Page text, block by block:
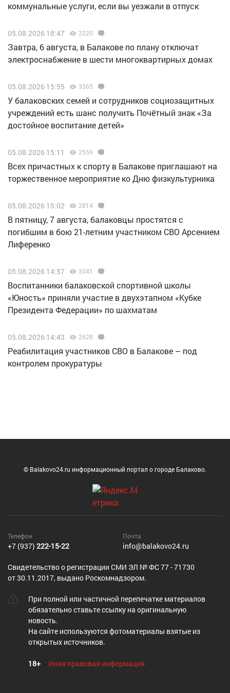
коммунальные услуги, если вы уезжали в отпуск
05.08.2026 18:47 2220
Завтра, 6 августа, в Балакове по плану отключат
электроснабжение в шести многоквартирных домах
05.08.2026 15:55 3365
У балаковских семей и сотрудников социозащитных
учреждений есть шанс получить Почётный знак «За
достойное воспитание детей»
05.08.2026 15:11 2559
Всех причастных к спорту в Балакове приглашают на
торжественное мероприятие ко Дню физкультурника
05.08.2026 15:02 2814
В пятницу, 7 августа, балаковцы простятся с
погибшим в бою 21-летним участником СВО Арсением
Лиференко
05.08.2026 14:57 3341
Воспитанники балаковской спортивной школы
«Юность» приняли участие в двухэтапном «Кубке
Президента Федерации» по шахматам
05.08.2026 14:43 2628
Реабилитация участников СВО в Балакове – под
контролем прокуратуры
© Balakovo24.ru информационный портал о городе Балаково.
Телефон
+7 (937) 222-15-22
Почта
info@balakovo24.ru
Cвидетельство о регистрации СМИ ЭЛ № ФС 77 - 71730
от 30.11.2017, выдано Роскомнадзором.
При полной или частичной перепечатке материалов
обязательно ставьте ссылку на оригинальную
новость.
На сайте используются фотоматериалы взятые из
открытых источников.
18+ Иная правовая информация